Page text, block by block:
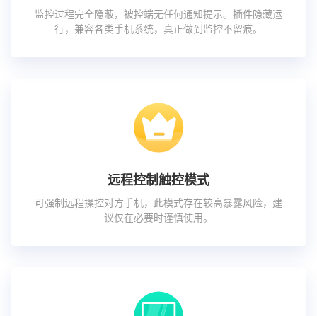
监控过程完全隐蔽，被控端无任何通知提示。插件隐藏运
行，兼容各类手机系统，真正做到监控不留痕。
远程控制触控模式
可强制远程操控对方手机，此模式存在较高暴露风险，建
议仅在必要时谨慎使用。